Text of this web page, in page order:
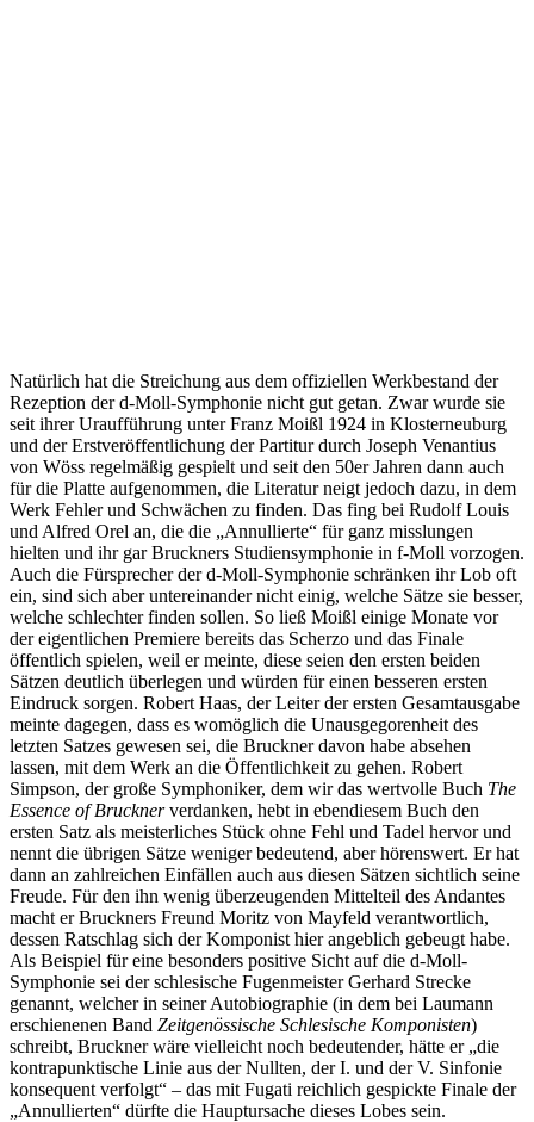
Natürlich hat die Streichung aus dem offiziellen Werkbestand der
Rezeption der d-Moll-Symphonie nicht gut getan. Zwar wurde sie
seit ihrer Uraufführung unter Franz Moißl 1924 in Klosterneuburg
und der Erstveröffentlichung der Partitur durch Joseph Venantius
von Wöss regelmäßig gespielt und seit den 50er Jahren dann auch
für die Platte aufgenommen, die Literatur neigt jedoch dazu, in dem
Werk Fehler und Schwächen zu finden. Das fing bei Rudolf Louis
und Alfred Orel an, die die „Annullierte“ für ganz misslungen
hielten und ihr gar Bruckners Studiensymphonie in f-Moll vorzogen.
Auch die Fürsprecher der d-Moll-Symphonie schränken ihr Lob oft
ein, sind sich aber untereinander nicht einig, welche Sätze sie besser,
welche schlechter finden sollen. So ließ Moißl einige Monate vor
der eigentlichen Premiere bereits das Scherzo und das Finale
öffentlich spielen, weil er meinte, diese seien den ersten beiden
Sätzen deutlich überlegen und würden für einen besseren ersten
Eindruck sorgen. Robert Haas, der Leiter der ersten Gesamtausgabe
meinte dagegen, dass es womöglich die Unausgegorenheit des
letzten Satzes gewesen sei, die Bruckner davon habe absehen
lassen, mit dem Werk an die Öffentlichkeit zu gehen. Robert
Simpson, der große Symphoniker, dem wir das wertvolle Buch The
Essence of Brucknerverdanken, hebt in ebendiesem Buch den
ersten Satz als meisterliches Stück ohne Fehl und Tadel hervor und
nennt die übrigen Sätze weniger bedeutend, aber hörenswert. Er hat
dann an zahlreichen Einfällen auch aus diesen Sätzen sichtlich seine
Freude. Für den ihn wenig überzeugenden Mittelteil des Andantes
macht er Bruckners Freund Moritz von Mayfeld verantwortlich,
dessen Ratschlag sich der Komponist hier angeblich gebeugt habe.
Als Beispiel für eine besonders positive Sicht auf die d-Moll-
Symphonie sei der schlesische Fugenmeister Gerhard Strecke
genannt, welcher in seiner Autobiographie (in dem bei Laumann
erschienenen Band Zeitgenössische Schlesische Komponisten)
schreibt, Bruckner wäre vielleicht noch bedeutender, hätte er „die
kontrapunktische Linie aus der Nullten, der I. und der V. Sinfonie
konsequent verfolgt“ – das mit Fugati reichlich gespickte Finale der
„Annullierten“ dürfte die Hauptursache dieses Lobes sein.